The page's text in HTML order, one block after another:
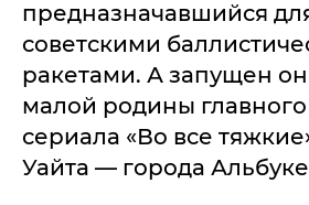
предназначавшийся
советскими
ракетами. А запущен
малой родины главного
сериала «Во все
Уайта — города